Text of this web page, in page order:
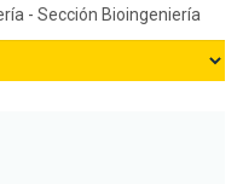
- Sección Bioingeniería